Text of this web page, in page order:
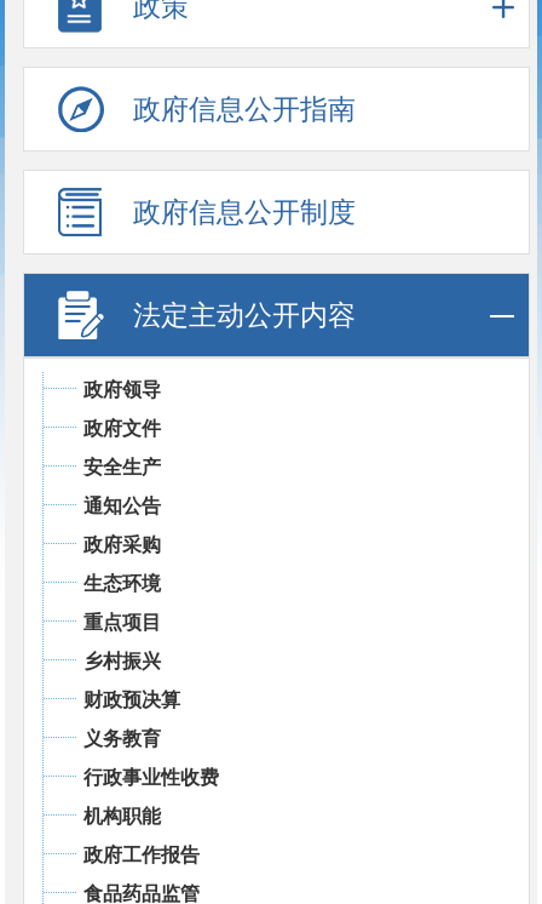
政策
政府信息公开指南
政府信息公开制度
法定主动公开内容
政府领导
政府文件
安全生产
通知公告
政府采购
生态环境
重点项目
乡村振兴
财政预决算
义务教育
行政事业性收费
机构职能
政府工作报告
食品药品监管